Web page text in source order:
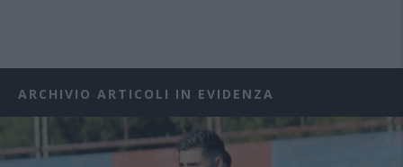
ARCHIVIO ARTICOLI IN EVIDENZA